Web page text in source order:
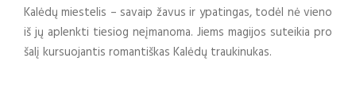
Kalėdų miestelis – savaip žavus ir ypatingas, todėl nė vieno
iš jų aplenkti tiesiog neįmanoma. Jiems magijos suteikia pro
šalį kursuojantis romantiškas Kalėdų traukinukas.